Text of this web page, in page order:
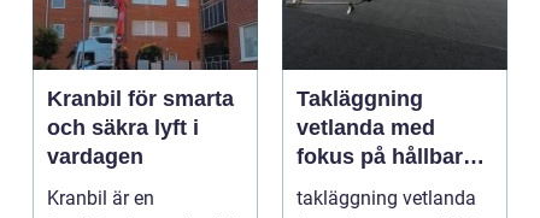
Kranbil för smarta
och säkra lyft i
vardagen
Kranbil är en
Takläggning
vetlanda med
fokus på hållbara
tak och trygga hus
takläggning vetlanda